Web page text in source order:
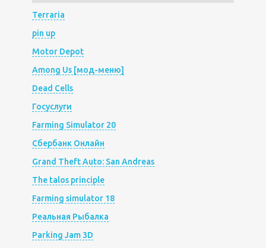
Terraria
pin up
Motor Depot
Among Us [мод-меню]
Dead Cells
Госуслуги
Farming Simulator 20
Сбербанк Онлайн
Grand Theft Auto: San Andreas
The talos principle
Farming simulator 18
Реальная Рыбалка
Parking Jam 3D